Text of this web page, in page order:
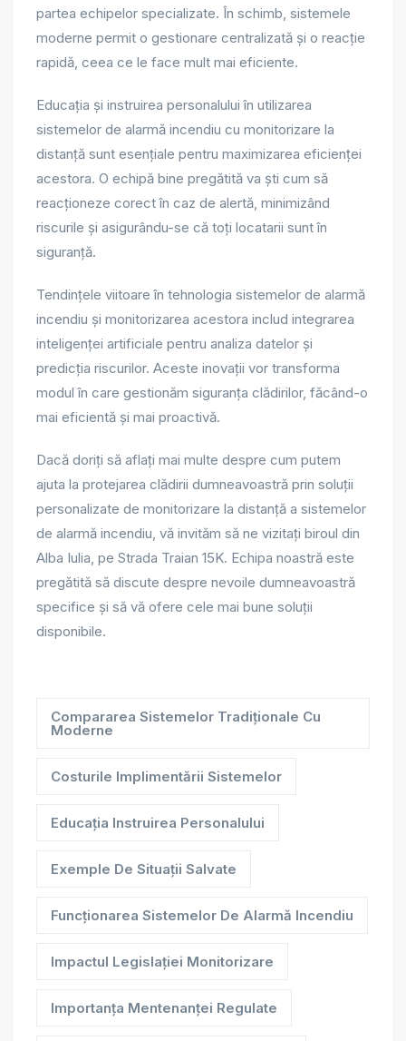
partea echipelor specializate. În schimb, sistemele
moderne permit o gestionare centralizată și o reacție
rapidă, ceea ce le face mult mai eficiente.
Educația și instruirea personalului în utilizarea
sistemelor de alarmă incendiu cu monitorizare la
distanță sunt esențiale pentru maximizarea eficienței
acestora. O echipă bine pregătită va ști cum să
reacționeze corect în caz de alertă, minimizând
riscurile și asigurându-se că toți locatarii sunt în
siguranță.
Tendințele viitoare în tehnologia sistemelor de alarmă
incendiu și monitorizarea acestora includ integrarea
inteligenței artificiale pentru analiza datelor și
predicția riscurilor. Aceste inovații vor transforma
modul în care gestionăm siguranța clădirilor, făcând-o
mai eficientă și mai proactivă.
Dacă doriți să aflați mai multe despre cum putem
ajuta la protejarea clădirii dumneavoastră prin soluții
personalizate de monitorizare la distanță a sistemelor
de alarmă incendiu, vă invităm să ne vizitați biroul din
Alba Iulia, pe Strada Traian 15K. Echipa noastră este
pregătită să discute despre nevoile dumneavoastră
specifice și să vă ofere cele mai bune soluții
disponibile.
Compararea Sistemelor Tradiționale Cu
Moderne
Costurile Implimentării Sistemelor
Educația Instruirea Personalului
Exemple De Situații Salvate
Funcționarea Sistemelor De Alarmă Incendiu
Impactul Legislației Monitorizare
Importanța Mentenanței Regulate